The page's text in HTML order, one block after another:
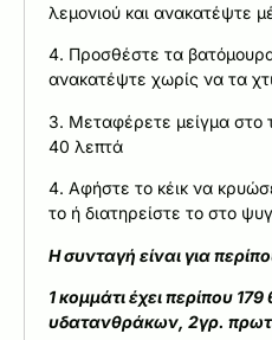
λεμονιού και ανακατέψτε
4. Προσθέστε τα
ανακατέψτε χωρίς να τα
3. Μεταφέρετε μείγμα στο
40 λεπτά
4. Αφήστε το κέικ να
το ή διατηρείστε το στο
Η συνταγή είναι για
1 κομμάτι έχει περίπου
υδατανθράκων, 2γρ.